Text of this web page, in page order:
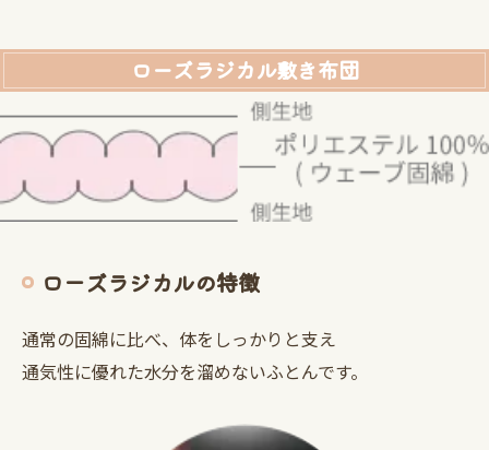
ローズラジカル敷き布団
ローズラジカルの特徴
通常の固綿に比べ、体をしっかりと支え
通気性に優れた水分を溜めないふとんです。